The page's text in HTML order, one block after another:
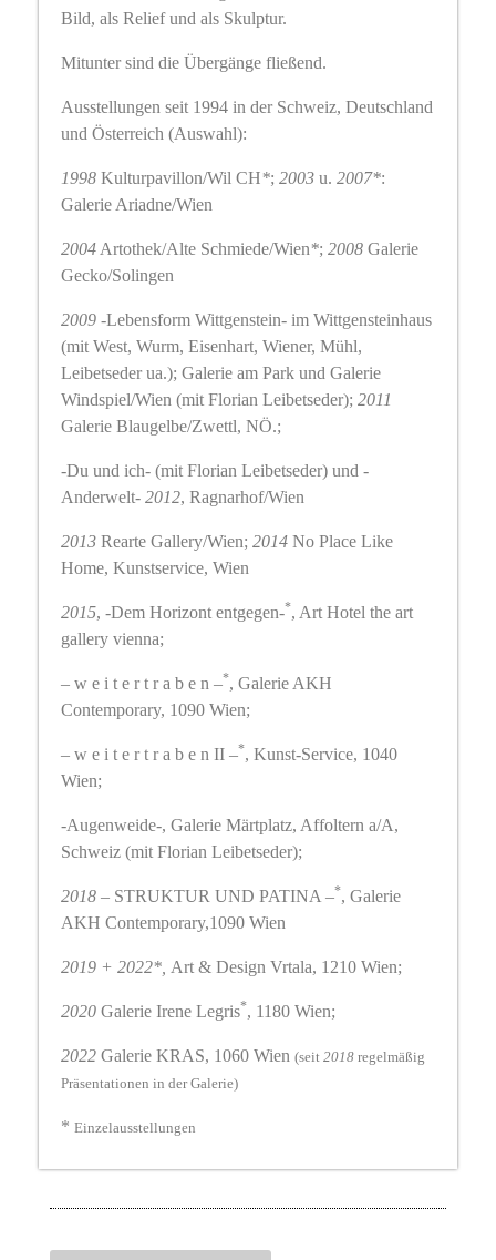
Bild, als Relief und als Skulptur.
Mitunter sind die Übergänge fließend.
Ausstellungen seit 1994 in der Schweiz, Deutschland
und Österreich (Auswahl):
1998 Kulturpavillon/Wil CH*; 2003 u. 2007*:
Galerie Ariadne/Wien
2004 Artothek/Alte Schmiede/Wien*; 2008 Galerie
Gecko/Solingen
2009 -Lebensform Wittgenstein- im Wittgensteinhaus
(mit West, Wurm, Eisenhart, Wiener, Mühl,
Leibetseder ua.); Galerie am Park und Galerie
Windspiel/Wien (mit Florian Leibetseder); 2011
Galerie Blaugelbe/Zwettl, NÖ.;
-Du und ich- (mit Florian Leibetseder) und -
Anderwelt- 2012, Ragnarhof/Wien
2013 Rearte Gallery/Wien; 2014 No Place Like
Home, Kunstservice, Wien
2015, -Dem Horizont entgegen-*, Art Hotel the art
gallery vienna;
– w e i t e r t r a b e n –*, Galerie AKH
Contemporary, 1090 Wien;
– w e i t e r t r a b e n II –*, Kunst-Service, 1040
Wien;
-Augenweide-, Galerie Märtplatz, Affoltern a/A,
Schweiz (mit Florian Leibetseder);
2018 – STRUKTUR UND PATINA –*, Galerie
AKH Contemporary,1090 Wien
2019 + 2022*, Art & Design Vrtala, 1210 Wien;
2020 Galerie Irene Legris*, 1180 Wien;
2022 Galerie KRAS, 1060 Wien (seit 2018 regelmäßig
Präsentationen in der Galerie)
* Einzelausstellungen